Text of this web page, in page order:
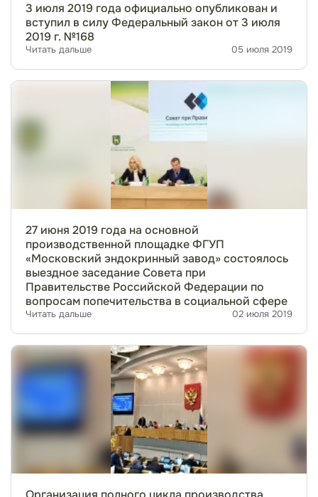
3 июля 2019 года официально опубликован и
вступил в силу Федеральный закон от 3 июля
2019 г. №168
Читать дальше 05 июля 2019
27 июня 2019 года на основной
производственной площадке ФГУП
«Московский эндокринный завод» состоялось
выездное заседание Совета при
Правительстве Российской Федерации по
вопросам попечительства в социальной сфере
Читать дальше 02 июля 2019